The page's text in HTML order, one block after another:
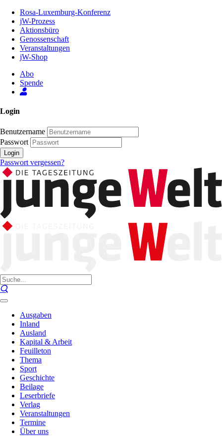
Inhalt
Seite
Rosa-Luxemburg-Konferenz
jW-Prozess
Aktionsbüro
Genossenschaft
Veranstaltungen
jW-Shop
Abo
Spende
Login
Benutzername
Passwort
Login
Passwort vergessen?
Ausgaben
Inland
Ausland
Kapital & Arbeit
Feuilleton
Thema
Sport
Geschichte
Beilage
Leserbriefe
Verlag
Veranstaltungen
Termine
Über uns